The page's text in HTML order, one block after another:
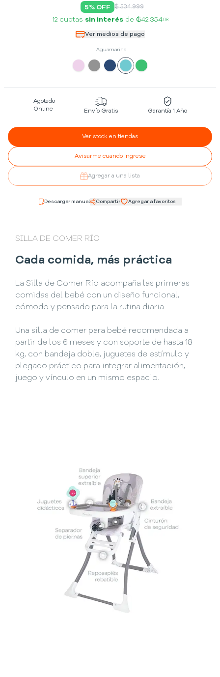
5% OFF ₲ 534.999
12 cuotas sin interésde ₲42.35408
Ver medios de pago
Aguamarina
Agotado
Online
Envío Gratis Garantía 1 Año
Ver stock en tiendas
Avisarme cuando ingrese
Agregar a una lista
Descargar manual Compartir Agregar a favoritos
SILLA DE COMER RÍO
Cada comida, más práctica
La Silla de Comer Río acompaña las primeras
comidas del bebé con un diseño funcional,
cómodo y pensado para la rutina diaria.
Una silla de comer para bebé recomendada a
partir de los 6 meses y con soporte de hasta 18
kg, con bandeja doble, juguetes de estímulo y
plegado práctico para integrar alimentación,
juego y vínculo en un mismo espacio.